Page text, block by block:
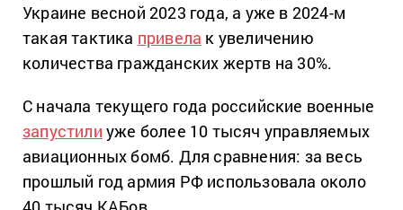
Украине весной 2023 года, а уже в 2024-м
такая тактика привела к увеличению
количества гражданских жертв на 30%.
С начала текущего года российские военные
запустили уже более 10 тысяч управляемых
авиационных бомб. Для сравнения: за весь
прошлый год армия РФ использовала около